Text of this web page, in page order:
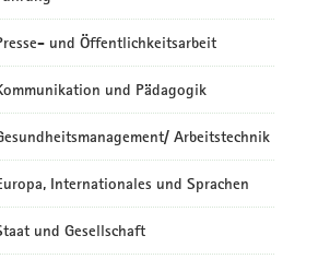
und Öffentlichkeitsarbeit
und Pädagogik
Arbeitstechnik
Internationales und Sprachen
und Gesellschaft